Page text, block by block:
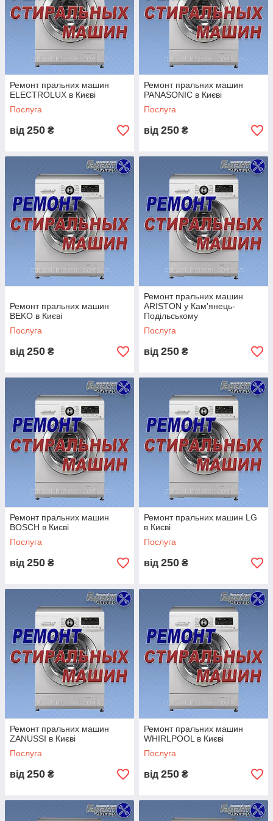
доводиться шукати компанію або приватних майстрів, які б
займалисягарантійним ремонтом пральних машин в
Кам'янці-Подільському.
ВИ СМІЛИВО МОЖЕТЕ ДОВІРЯТИ НАМ!
Ми домоглися такої репутації завдяки Вашій довірі! І
ми дуже цінуємо і поважаємо кожного клієнта! Ви вже
можете переконатися в нас прочитавши відгуки від
Так само, на будь-ремонт пральних машин ми даємо
ГАРАНТІЮ 1 РІК!
Проводиморемонт пральних машин в Кам'янці-
Подільськомуяк вітчизняних так і зарубіжних марок: Indesit,
Zanussi, Samsung, Whirlpool, Ariston, Ardo, LG, Bosch, Candy,
Electrolux, Beko, Rainford та інших брендів.
ПРАЦЮЄМО БЕЗ ВИХІДНИХ!
З 8:00 ― 20:00
НАШІ ТЕЛЕФОНИ:
МТС (066) 406-36-02
ЛАЙФ (063) 291-94-45
Ремонт пральних машин
ELECTROLUX в Києві
Послуга
від 250 ₴
Ремонт пральних машин
PANASONIC в Києві
Послуга
від 250 ₴
Ремонт пральних машин
BEKO в Києві
Послуга
від 250 ₴
Ремонт пральних машин
ARISTON у Кам'янець-
Подільському
Послуга
від 250 ₴
Ремонт пральних машин
BOSCH в Києві
Послуга
від 250 ₴
Ремонт пральних машин LG
в Києві
Послуга
від 250 ₴
Ремонт пральних машин
ZANUSSI в Києві
Послуга
від 250 ₴
Ремонт пральних машин
WHIRLPOOL в Києві
Послуга
від 250 ₴